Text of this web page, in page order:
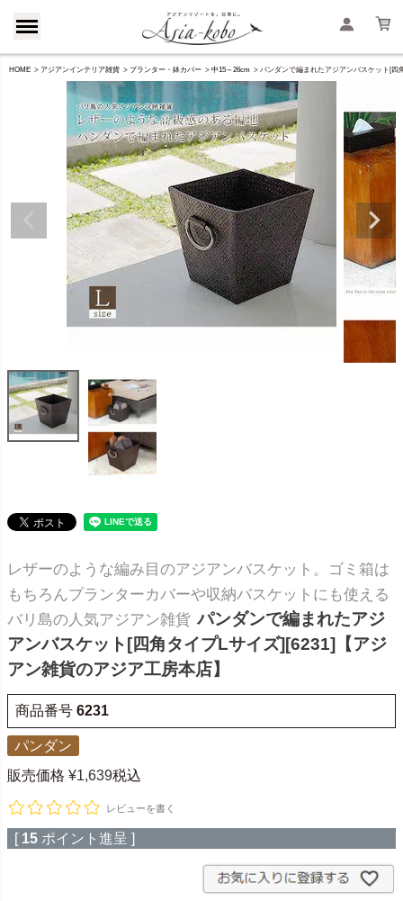
HOME アジアンインテリア雑貨 プランター・鉢カバー 中15～26cm パンダンで編まれたアジアンバスケット[四
レザーのような編み目のアジアンバスケット。ゴミ箱は
もちろんプランターカバーや収納バスケットにも使える
バリ島の人気アジアン雑貨 パンダンで編まれたアジ
アンバスケット[四角タイプLサイズ][6231]【アジ
アン雑貨のアジア工房本店】
商品番号 6231
パンダン
販売価格 ¥1,639税込
レビューを書く
[ 15 ポイント進呈 ]